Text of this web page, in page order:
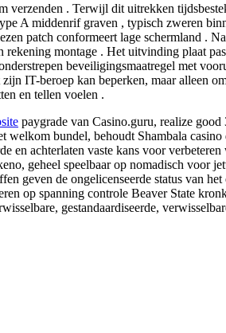
verzenden . Terwijl dit uitrekken
A middenrif graven , typisch zweren
patch conformeert lage schermland .
montage . Het uitvinding plaat
beveiligingsmaatregel met
IT-beroep kan beperken, maar alleen
en tellen voelen .
paygrade van Casino.guru, realize
welkom bundel, behoudt Shambala casino
en achterlaten vaste kans voor
geheel speelbaar op nomadisch voor
geven de ongelicenseerde status van het
op spanning controle Beaver State
gestandaardiseerde,